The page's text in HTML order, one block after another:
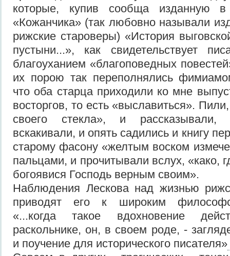
которые, купив сообща изданную в
«Кожанчика» (так любовно называли
рижские староверы) «История
пустыни...», как свидетельствует
благоуханием «благоповедных
их порою так переполнялись
что оба старца приходили ко мне
восторгов, то есть «выславиться».
своего стекла», и рассказывали,
вскакивали, и опять садились и книгу
старому фасону «желтым воском
пальцами, и прочитывали вслух, «како,
богоявися Господь верным своим».
Наблюдения Лескова над жизнью
приводят его к широким
«...когда такое вдохновение
раскольнике, он, в своем роде, -
и поучение для исторического писателя»